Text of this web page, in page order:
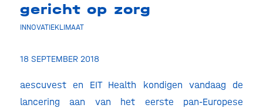
gericht op zorg
INNOVATIEKLIMAAT
18 SEPTEMBER 2018
aescuvest en EIT Health kondigen vandaag de
lancering aan van het eerste pan-Europese